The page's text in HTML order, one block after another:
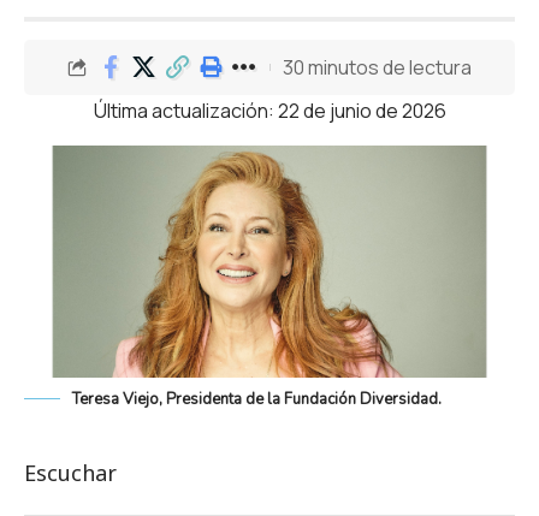
Última actualización: 22 de junio de 2026
30 minutos de lectura
Teresa Viejo, Presidenta de la Fundación Diversidad.
Escuchar